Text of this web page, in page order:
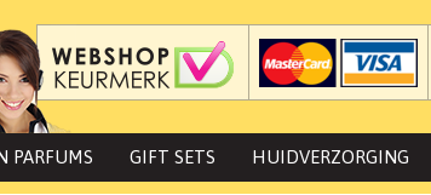
PARFUMS GIFT SETS HUIDVERZORGING